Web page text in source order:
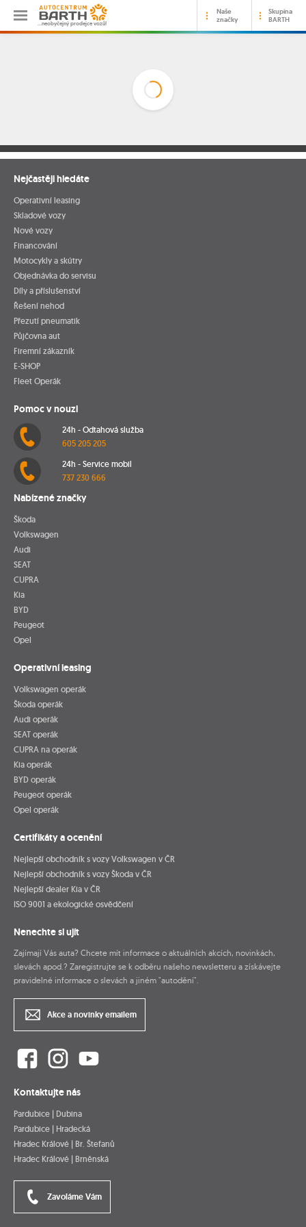
…neobyčejný prodejce vozů!
Naše
značky
Skupina
BARTH
Nejčastěji hledáte
Operativní leasing
Skladové vozy
Nové vozy
Financování
Motocykly a skútry
Objednávka do servisu
Díly a příslušenství
Řešení nehod
Přezutí pneumatik
Půjčovna aut
Firemní zákazník
E-SHOP
Fleet Operák
Pomoc v nouzi
24h - Odtahová služba
605 205 205
24h - Service mobil
737 230 666
Nabízené značky
Škoda
Volkswagen
Audi
SEAT
CUPRA
Kia
BYD
Peugeot
Opel
Operativní leasing
Volkswagen operák
Škoda operák
Audi operák
SEAT operák
CUPRA na operák
Kia operák
BYD operák
Peugeot operák
Opel operák
Certifikáty a ocenění
Nejlepší obchodník s vozy Volkswagen v ČR
Nejlepší obchodník s vozy Škoda v ČR
Nejlepší dealer Kia v ČR
ISO 9001 a ekologické osvědčení
Nenechte si ujít
Zajímají Vás auta? Chcete mít informace o aktuálních akcích, novinkách,
slevách apod.? Zaregistrujte se k odběru našeho newsletteru a získávejte
pravidelné informace o slevách a jiném "autodění".
Akce a novinky emailem
Kontaktujte nás
Pardubice | Dubina
Pardubice | Hradecká
Hradec Králové | Br. Štefanů
Hradec Králové | Brněnská
Zavoláme Vám